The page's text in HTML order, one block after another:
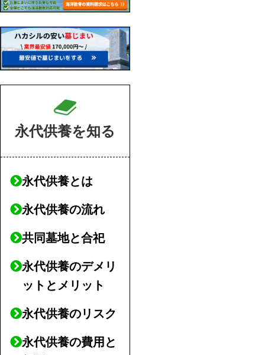
永代供養を知る
永代供養とは
永代供養の流れ
共同墓地と合祀
永代供養のデメリ
ットとメリット
永代供養のリスク
永代供養の費用と